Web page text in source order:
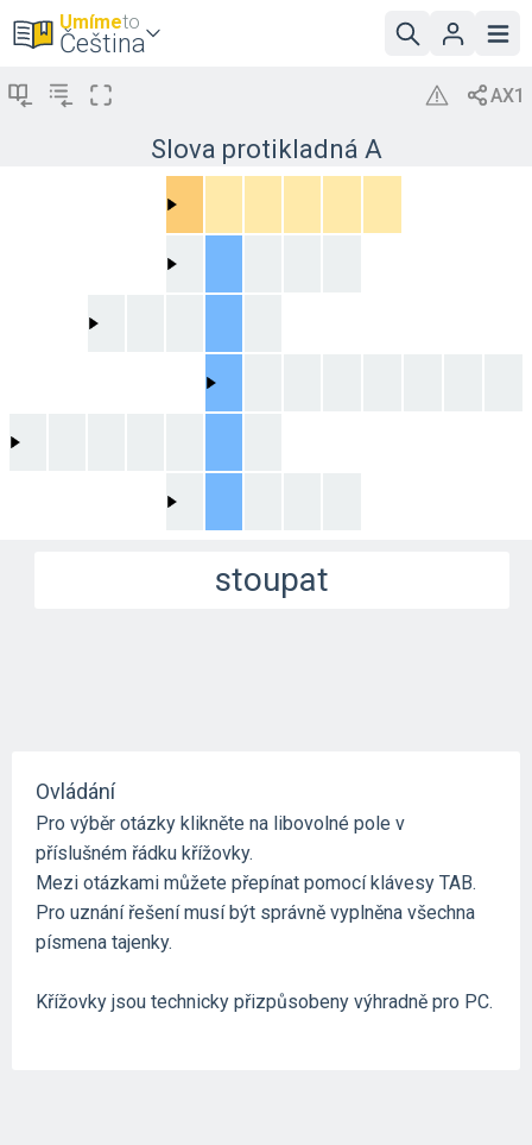
Umímeto
Čeština
Slova protikladná A
stoupat
Ovládání
Pro výběr otázky klikněte na libovolné pole v
příslušném řádku křížovky.
Mezi otázkami můžete přepínat pomocí klávesy TAB.
Pro uznání řešení musí být správně vyplněna všechna
písmena tajenky.
Křížovky jsou technicky přizpůsobeny výhradně pro PC.